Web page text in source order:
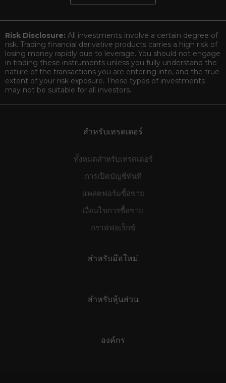
Risk Disclosure: All investments involve a certain degree of
risk. Trading financial derivative products carries a high risk of
losing money rapidly due to leverage. You should not engage
in trading these instruments unless you fully understand the
nature of the transactions you are entering into, and the true
extent of your risk exposure. These types of investments
may not be suitable for all investors.
สำหรับเทรดเดอร์
ทั้งหมดสำหรับเทรดเดอร์
การเปิดบัญชีทันที
แพลตฟอร์มซื้อขาย
เงื่อนไขการซื้อขาย
กราฟฟอเร็กซ์
สำหรับมือใหม่
สำหรับหุ้นส่วน
องค์กร